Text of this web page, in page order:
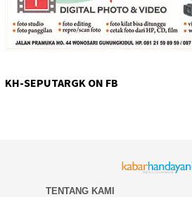
KH-SEPUTARGK ON FB
TENTANG KAMI